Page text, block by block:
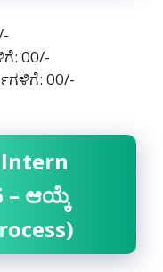
00/-
00/-
Intern
– ಆಯ್ಕೆ